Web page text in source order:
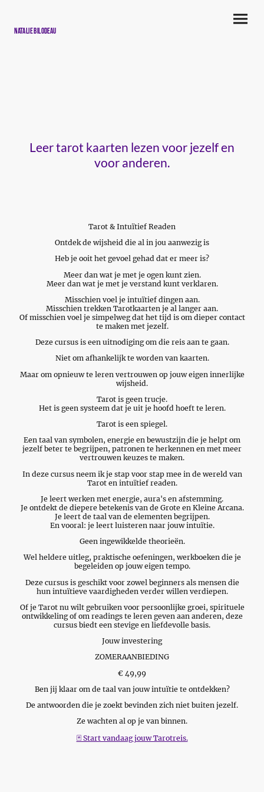
Natalie Bilodeau
Leer tarot kaarten lezen voor jezelf en
voor anderen.
Tarot & Intuïtief Readen
Ontdek de wijsheid die al in jou aanwezig is
Heb je ooit het gevoel gehad dat er meer is?
Meer dan wat je met je ogen kunt zien.
Meer dan wat je met je verstand kunt verklaren.
Misschien voel je intuïtief dingen aan.
Misschien trekken Tarotkaarten je al langer aan.
Of misschien voel je simpelweg dat het tijd is om dieper contact
te maken met jezelf.
Deze cursus is een uitnodiging om die reis aan te gaan.
Niet om afhankelijk te worden van kaarten.
Maar om opnieuw te leren vertrouwen op jouw eigen innerlijke
wijsheid.
Tarot is geen trucje.
Het is geen systeem dat je uit je hoofd hoeft te leren.
Tarot is een spiegel.
Een taal van symbolen, energie en bewustzijn die je helpt om
jezelf beter te begrijpen, patronen te herkennen en met meer
vertrouwen keuzes te maken.
In deze cursus neem ik je stap voor stap mee in de wereld van
Tarot en intuïtief readen.
Je leert werken met energie, aura's en afstemming.
Je ontdekt de diepere betekenis van de Grote en Kleine Arcana.
Je leert de taal van de elementen begrijpen.
En vooral: je leert luisteren naar jouw intuïtie.
Geen ingewikkelde theorieën.
Wel heldere uitleg, praktische oefeningen, werkboeken die je
begeleiden op jouw eigen tempo.
Deze cursus is geschikt voor zowel beginners als mensen die
hun intuïtieve vaardigheden verder willen verdiepen.
Of je Tarot nu wilt gebruiken voor persoonlijke groei, spirituele
ontwikkeling of om readings te leren geven aan anderen, deze
cursus biedt een stevige en liefdevolle basis.
Jouw investering
ZOMERAANBIEDING
€ 49,99
Ben jij klaar om de taal van jouw intuïtie te ontdekken?
De antwoorden die je zoekt bevinden zich niet buiten jezelf.
Ze wachten al op je van binnen.
🃏 Start vandaag jouw Tarotreis.